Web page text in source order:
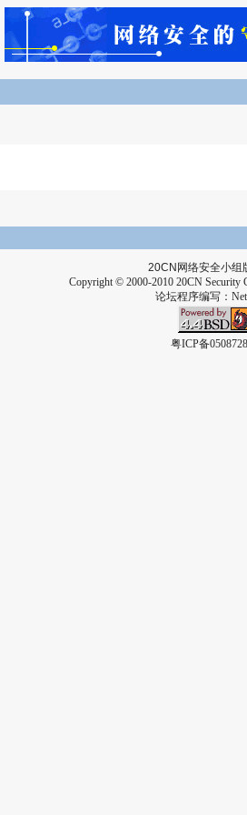
20CN 网络安全小组
Copyright © 2000-2010 20CN Security
论坛程序编写：
粤ICP备